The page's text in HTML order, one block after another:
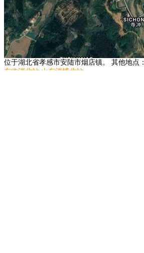
位于湖北省孝感市安陆市烟店镇。 其他地点：
东临淄北站 山东淄博北站